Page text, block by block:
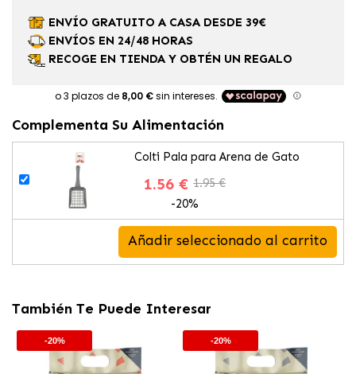
ENVÍO GRATUITO A CASA DESDE 39€
ENVÍOS EN 24/48 HORAS
RECOGE EN TIENDA Y OBTÉN UN REGALO
Complementa Su Alimentación
Colti Pala para Arena de Gato
1.56 € 1.95 €
-20%
Añadir seleccionado al carrito
También Te Puede Interesar
-20% -20%